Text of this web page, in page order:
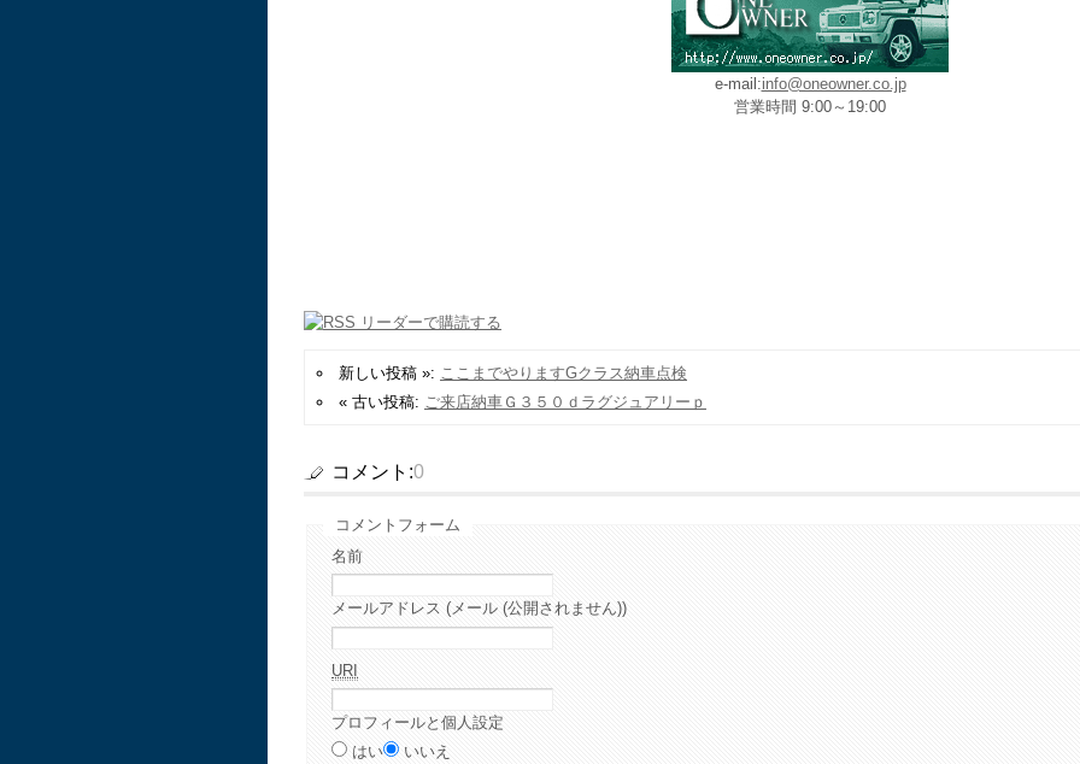
e-mail:info@oneowner.co.jp
営業時間 9:00～19:00
新しい投稿 »: ここまでやりますGクラス納車点検
« 古い投稿: ご来店納車Ｇ３５０ｄラグジュアリーｐ
コメント:0
コメントフォーム
名前
メールアドレス (メール (公開されません))
URI
プロフィールと個人設定
はい
いいえ